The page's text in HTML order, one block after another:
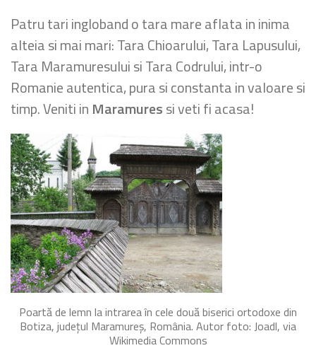
Patru tari ingloband o tara mare aflata in inima
alteia si mai mari: Tara Chioarului, Tara Lapusului,
Tara Maramuresului si Tara Codrului, intr-o
Romanie autentica, pura si constanta in valoare si
timp. Veniti in Maramuressi veti fi acasa!
Poartă de lemn la intrarea în cele două biserici ortodoxe din
Botiza, judeţul Maramureş, România. Autor foto: Joadl, via
Wikimedia Commons